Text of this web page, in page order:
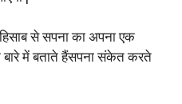
से सपना का अपना एक
में बताते हैंसपना संकेत करते